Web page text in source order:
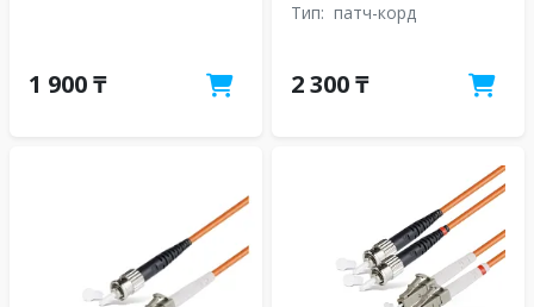
1 900 ₸
Тип: патч-корд
2 300 ₸